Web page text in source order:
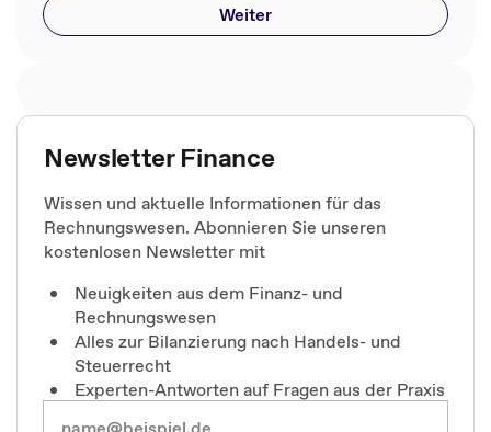
Weiter
Newsletter Finance
Wissen und aktuelle Informationen für das
Rechnungswesen. Abonnieren Sie unseren
kostenlosen Newsletter mit
Neuigkeiten aus dem Finanz- und
Rechnungswesen
Alles zur Bilanzierung nach Handels- und
Steuerrecht
Experten-Antworten auf Fragen aus der Praxis